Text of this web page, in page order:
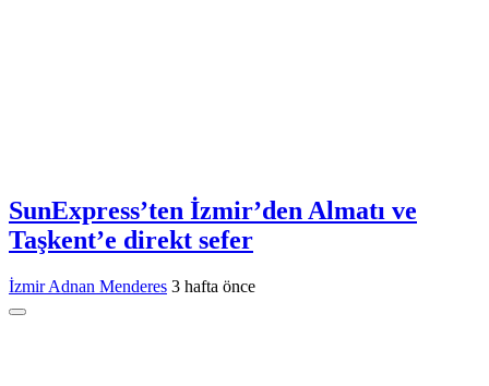
SunExpress’ten İzmir’den Almatı ve
Taşkent’e direkt sefer
İzmir Adnan Menderes 3 hafta önce